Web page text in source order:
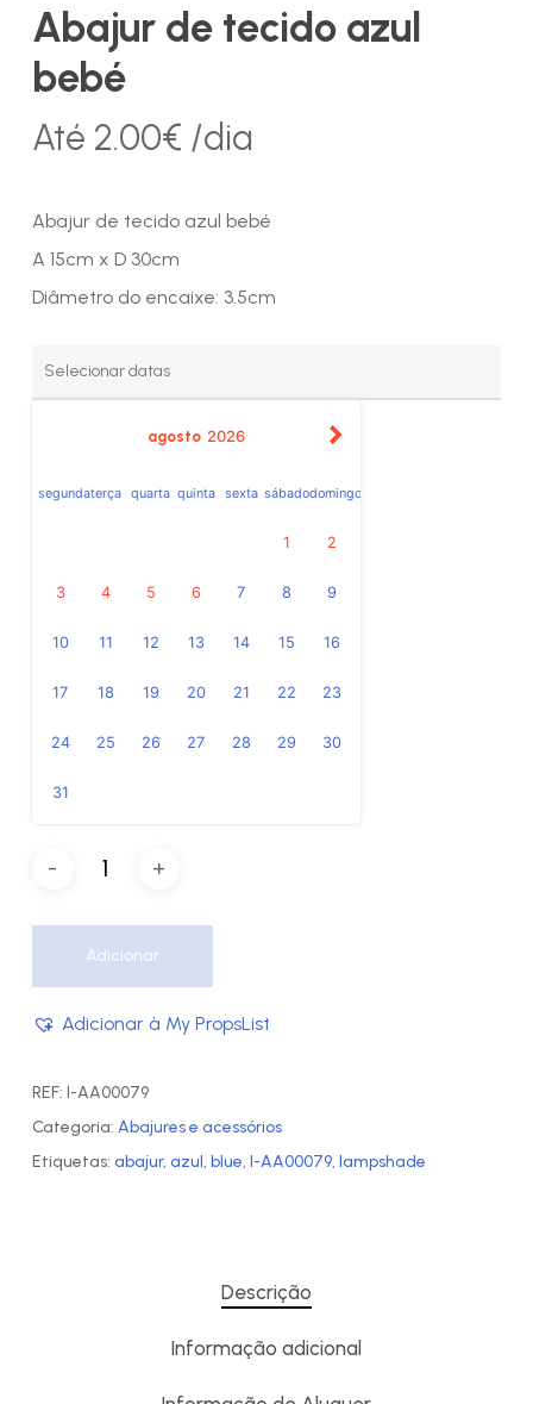
Abajur de tecido azul
bebé
Até 2.00€ /dia
Abajur de tecido azul bebé
A 15cm x D 30cm
Diâmetro do encaixe: 3.5cm
agosto 2026
segundaterça quarta quinta sexta sábadodomingo
1 2
3 4 5 6 7 8 9
10 11 12 13 14 15 16
17 18 19 20 21 22 23
24 25 26 27 28 29 30
31
Adicionar
Adicionar à My PropsList
REF: I-AA00079
Categoria: Abajures e acessórios
Etiquetas: abajur, azul, blue, I-AA00079, lampshade
Descrição
Informação adicional